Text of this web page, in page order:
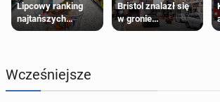
Lipcowy ranking
najtańszych
supermarketów
Bristol znalazł się
w gronie
najlepszych
Wcześniejsze